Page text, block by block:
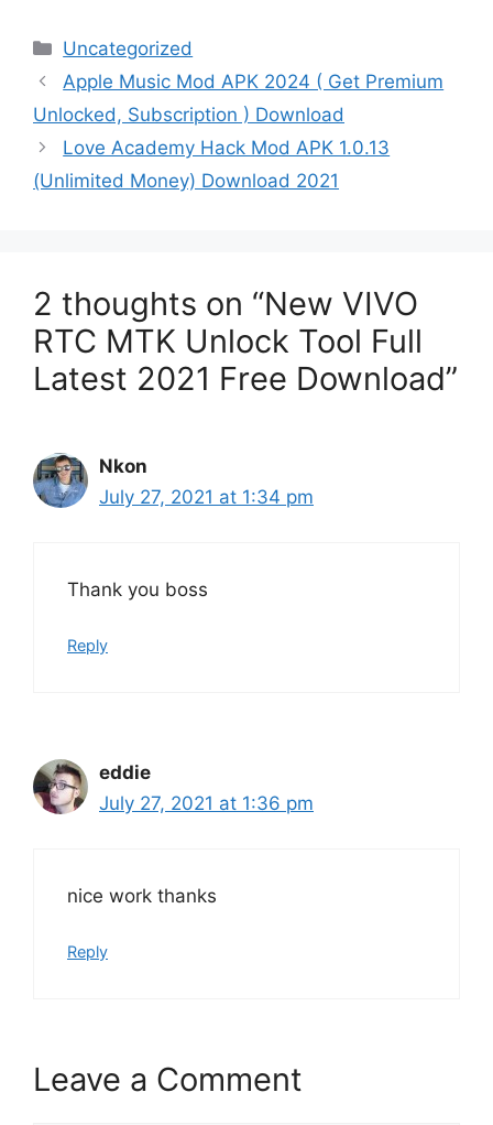
Categories
Uncategorized
Apple Music Mod APK 2024 ( Get Premium
Unlocked, Subscription ) Download
Love Academy Hack Mod APK 1.0.13
(Unlimited Money) Download 2021
2 thoughts on “New VIVO
RTC MTK Unlock Tool Full
Latest 2021 Free Download”
Nkon
July 27, 2021 at 1:34 pm
Thank you boss
Reply
eddie
July 27, 2021 at 1:36 pm
nice work thanks
Reply
Leave a Comment